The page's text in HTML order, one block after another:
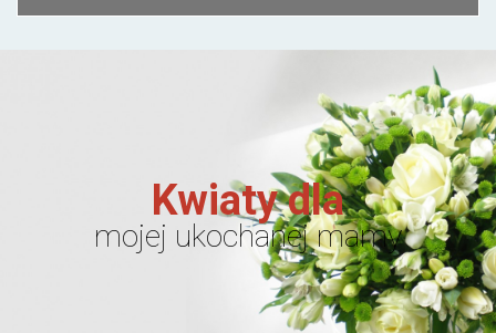
Kwiaty dla
mojej ukochanej mamy